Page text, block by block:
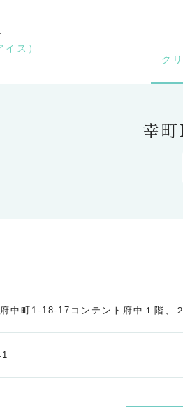
イス）
ク
幸
中町1-18-17コンテント府中１階、